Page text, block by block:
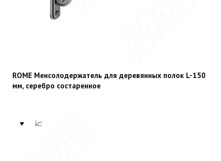
ROME Менсолодержатель для деревянных полок L-150
мм, серебро состаренное